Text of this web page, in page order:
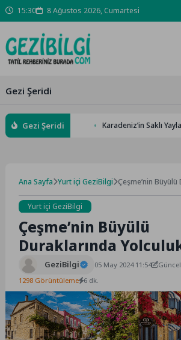
Skip
to
15:30 8 Ağustos 2026, Cumartesi
Gezi Şeridi
Gezi Şeridi
Rehberi Karadeniz’in Saklı Yaylaları
Ana Sayfa Yurt içi GeziBilgi Çeşme’nin
Yurt içi GeziBilgi
Çeşme’nin Büyülü
Duraklarında
GeziBilgi 05 May 2024 11:54
1298 Görüntüleme 6 dk.